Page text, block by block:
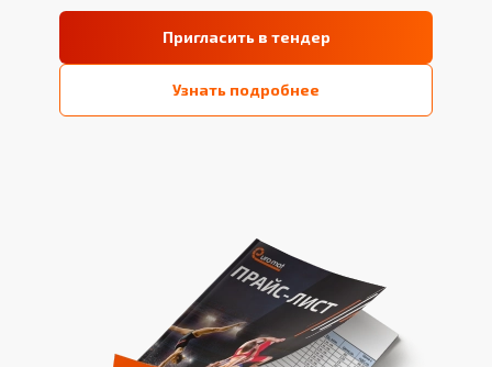
Пригласить в тендер
Узнать подробнее